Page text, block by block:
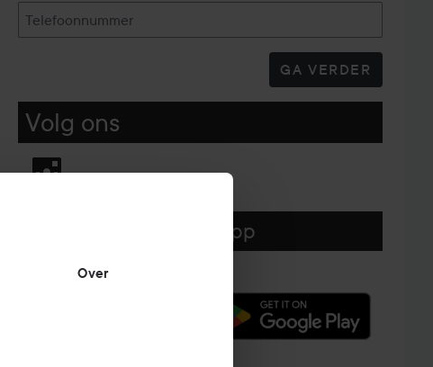
Over
Telefoonnummer
GA VERDER
Volg ons
Download hier onze app